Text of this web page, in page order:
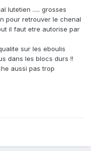
lutetien ..... grosses
pour retrouver le chenal
il faut etre autorise par
sur les eboulis
dans les blocs durs !!
aussi pas trop